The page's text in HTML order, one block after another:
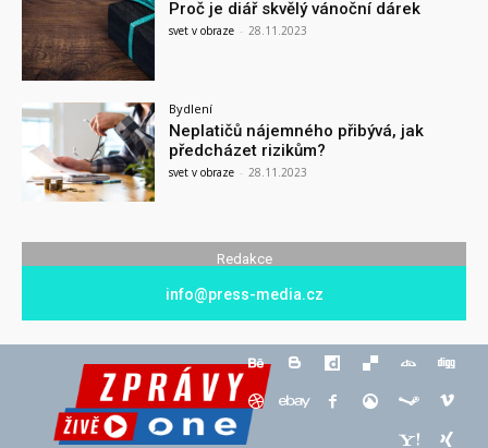
Proč je diář skvělý vánoční dárek
svet v obraze - 28.11.2023
Bydlení
Neplatičů nájemného přibývá, jak
předcházet rizikům?
svet v obraze - 28.11.2023
Redakce
info@press-media.cz